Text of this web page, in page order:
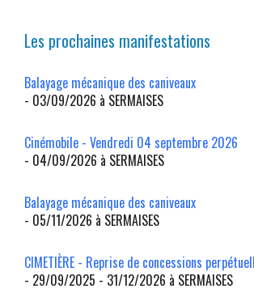
Les prochaines manifestations
Balayage mécanique des caniveaux
- 03/09/2026 à SERMAISES
Cinémobile - Vendredi 04 septembre 2026
- 04/09/2026 à SERMAISES
Balayage mécanique des caniveaux
- 05/11/2026 à SERMAISES
CIMETIÈRE - Reprise de concessions
- 29/09/2025 - 31/12/2026 à SERMAISES